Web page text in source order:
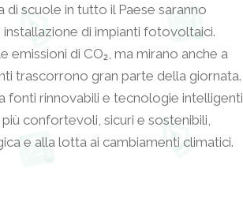
di scuole in tutto il Paese saranno
di impianti fotovoltaici.
di CO₂, ma mirano anche a
trascorrono gran parte della giornata.
fonti rinnovabili e tecnologie intelligenti
confortevoli, sicuri e sostenibili,
e alla lotta ai cambiamenti climatici.